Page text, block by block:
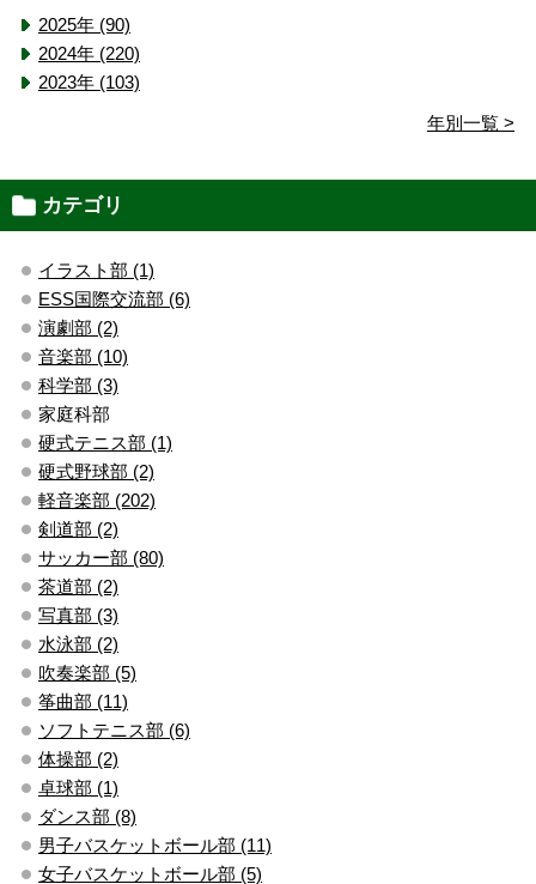
2025年 (90)
2024年 (220)
2023年 (103)
年別一覧 >
カテゴリ
イラスト部 (1)
ESS国際交流部 (6)
演劇部 (2)
音楽部 (10)
科学部 (3)
家庭科部
硬式テニス部 (1)
硬式野球部 (2)
軽音楽部 (202)
剣道部 (2)
サッカー部 (80)
茶道部 (2)
写真部 (3)
水泳部 (2)
吹奏楽部 (5)
筝曲部 (11)
ソフトテニス部 (6)
体操部 (2)
卓球部 (1)
ダンス部 (8)
男子バスケットボール部 (11)
女子バスケットボール部 (5)